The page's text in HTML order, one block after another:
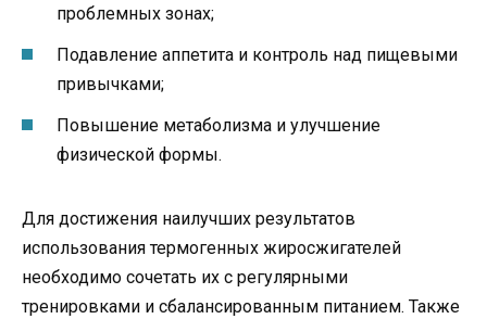
проблемных зонах;
Подавление аппетита и контроль над пищевыми
привычками;
Повышение метаболизма и улучшение
физической формы.
Для достижения наилучших результатов
использования термогенных жиросжигателей
необходимо сочетать их с регулярными
тренировками и сбалансированным питанием. Также